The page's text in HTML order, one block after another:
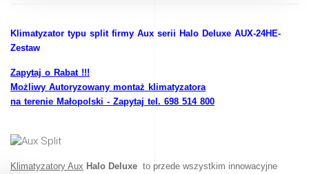
Klimatyzator typu split firmy Aux serii Halo Deluxe AUX-24HE-
Zestaw
Zapytaj o Rabat !!!
Możliwy Autoryzowany montaż klimatyzatora
na terenie Małopolski - Zapytaj tel. 698 514 800
Klimatyzatory Aux Halo Deluxe to przede wszystkim innowacyjne